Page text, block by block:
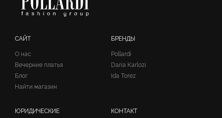
САЙТ
О нас
Вечерние платья
Блог
Найти магазин
БРЕНДЫ
Pollardi
Daria Karlozi
Ida Torez
ЮРИДИЧЕСКИЕ КОНТАКТ